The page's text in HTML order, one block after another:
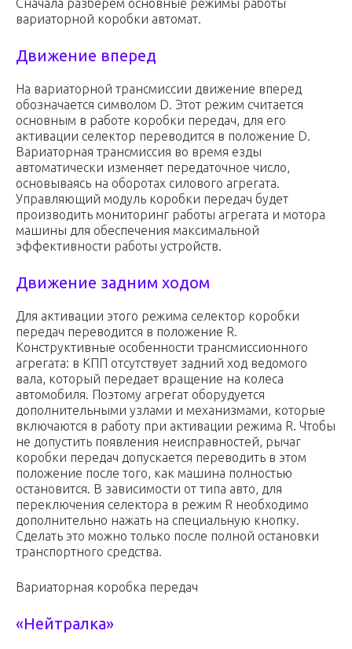
Сначала разберем основные режимы работы
вариаторной коробки автомат.
Движение вперед
На вариаторной трансмиссии движение вперед
обозначается символом D. Этот режим считается
основным в работе коробки передач, для его
активации селектор переводится в положение D.
Вариаторная трансмиссия во время езды
автоматически изменяет передаточное число,
основываясь на оборотах силового агрегата.
Управляющий модуль коробки передач будет
производить мониторинг работы агрегата и мотора
машины для обеспечения максимальной
эффективности работы устройств.
Движение задним ходом
Для активации этого режима селектор коробки
передач переводится в положение R.
Конструктивные особенности трансмиссионного
агрегата: в КПП отсутствует задний ход ведомого
вала, который передает вращение на колеса
автомобиля. Поэтому агрегат оборудуется
дополнительными узлами и механизмами, которые
включаются в работу при активации режима R. Чтобы
не допустить появления неисправностей, рычаг
коробки передач допускается переводить в этом
положение после того, как машина полностью
остановится. В зависимости от типа авто, для
переключения селектора в режим R необходимо
дополнительно нажать на специальную кнопку.
Сделать это можно только после полной остановки
транспортного средства.
Вариаторная коробка передач
«Нейтралка»